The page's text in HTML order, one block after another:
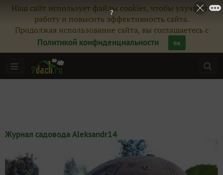
Наш сайт использует файлы cookies, чтобы улучшить
работу и повысить эффективность сайта.
Продолжая использование сайта, вы соглашаетесь с
Политикой конфиденциальности
ок
Журнал садовода Aleksandr14
6